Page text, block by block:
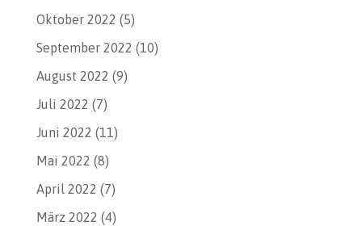
Oktober 2022 (5)
September 2022 (10)
August 2022 (9)
Juli 2022 (7)
Juni 2022 (11)
Mai 2022 (8)
April 2022 (7)
März 2022 (4)